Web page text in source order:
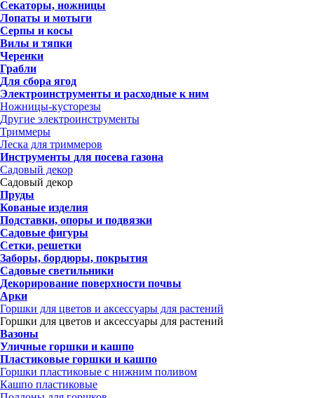
Секаторы, ножницы
Лопаты и мотыги
Серпы и косы
Вилы и тяпки
Черенки
Грабли
Для сбора ягод
Электроинструменты и расходные к ним
Ножницы-кусторезы
Другие электроинструменты
Триммеры
Леска для триммеров
Инструменты для посева газона
Садовый декор
Садовый декор
Пруды
Кованые изделия
Подставки, опоры и подвязки
Садовые фигуры
Сетки, решетки
Заборы, бордюры, покрытия
Садовые светильники
Декорирование поверхности почвы
Арки
Горшки для цветов и аксессуары для растений
Горшки для цветов и аксессуары для растений
Вазоны
Уличные горшки и кашпо
Пластиковые горшки и кашпо
Горшки пластиковые с нижним поливом
Кашпо пластиковые